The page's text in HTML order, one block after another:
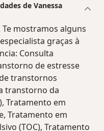
de Vanessa
mostramos alguns
graças à
Consulta
de estresse
transtornos
transtorno da
Tratamento em
Tratamento em
(TOC), Tratamento